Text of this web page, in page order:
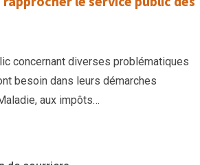
concernant diverses problématiques
besoin dans leurs démarches
aux impôts…